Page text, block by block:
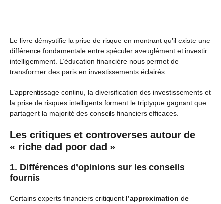
Le livre démystifie la prise de risque en montrant qu’il existe une
différence fondamentale entre spéculer aveuglément et investir
intelligemment. L’éducation financière nous permet de
transformer des paris en investissements éclairés.
L’apprentissage continu, la diversification des investissements et
la prise de risques intelligents forment le triptyque gagnant que
partagent la majorité des conseils financiers efficaces.
Les critiques et controverses autour de
« riche dad poor dad »
1. Différences d’opinions sur les conseils
fournis
Certains experts financiers critiquent l’approximation de